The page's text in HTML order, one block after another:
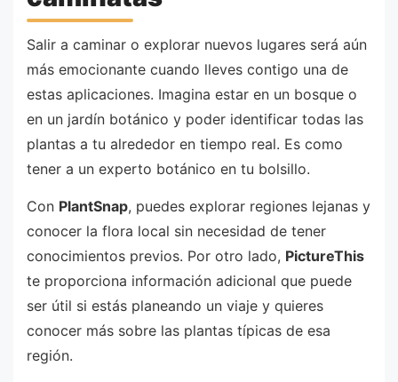
Salir a caminar o explorar nuevos lugares será aún
más emocionante cuando lleves contigo una de
estas aplicaciones. Imagina estar en un bosque o
en un jardín botánico y poder identificar todas las
plantas a tu alrededor en tiempo real. Es como
tener a un experto botánico en tu bolsillo.
Con PlantSnap, puedes explorar regiones lejanas y
conocer la flora local sin necesidad de tener
conocimientos previos. Por otro lado, PictureThis
te proporciona información adicional que puede
ser útil si estás planeando un viaje y quieres
conocer más sobre las plantas típicas de esa
región.